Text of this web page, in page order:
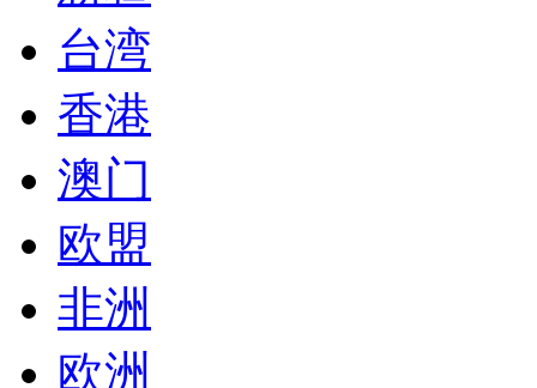
台湾
香港
澳门
欧盟
非洲
欧洲